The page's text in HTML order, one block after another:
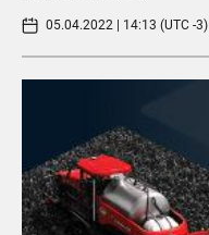
05.04.2022 | 14:13 (UTC -3)